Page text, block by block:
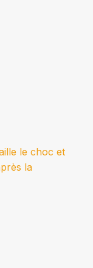
le choc et
la